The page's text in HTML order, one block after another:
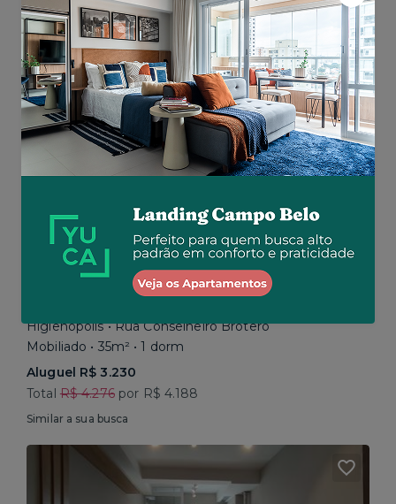
Aluguel R$ 16.192
Total R$ 22.464
Similar a sua busca
Baixou o preço
Promoção até 15/08
Higienópolis • Rua Conselheiro Brotero
Mobiliado • 35m² • 1 dorm
Aluguel R$ 3.230
Total R$ 4.276por R$ 4.188
Similar a sua busca